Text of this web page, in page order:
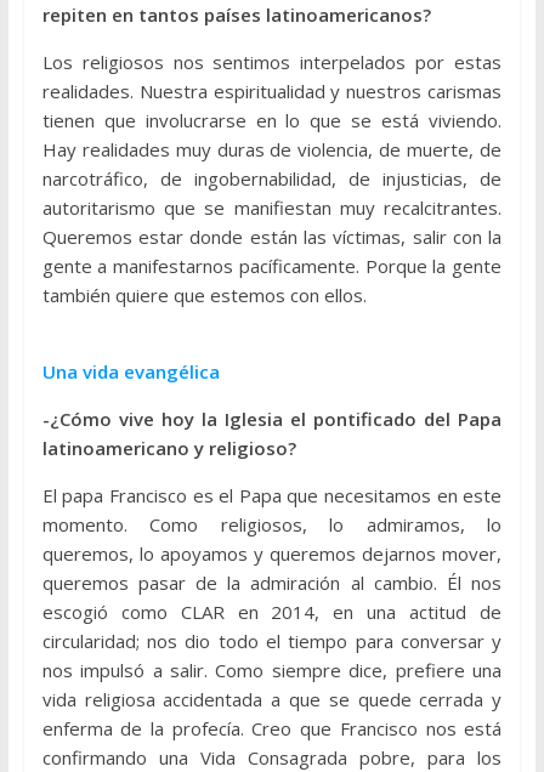
repiten en tantos países latinoamericanos?
Los religiosos nos sentimos interpelados por estas
realidades. Nuestra espiritualidad y nuestros carismas
tienen que involucrarse en lo que se está viviendo.
Hay realidades muy duras de violencia, de muerte, de
narcotráfico, de ingobernabilidad, de injusticias, de
autoritarismo que se manifiestan muy recalcitrantes.
Queremos estar donde están las víctimas, salir con la
gente a manifestarnos pacíficamente. Porque la gente
también quiere que estemos con ellos.
Una vida evangélica
-¿Cómo vive hoy la Iglesia el pontificado del Papa
latinoamericano y religioso?
El papa Francisco es el Papa que necesitamos en este
momento. Como religiosos, lo admiramos, lo
queremos, lo apoyamos y queremos dejarnos mover,
queremos pasar de la admiración al cambio. Él nos
escogió como CLAR en 2014, en una actitud de
circularidad; nos dio todo el tiempo para conversar y
nos impulsó a salir. Como siempre dice, prefiere una
vida religiosa accidentada a que se quede cerrada y
enferma de la profecía. Creo que Francisco nos está
confirmando una Vida Consagrada pobre, para los